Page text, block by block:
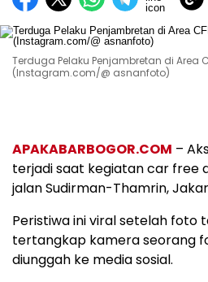
Terduga Pelaku Penjambretan di Area
(Instagram.com/@ asnanfoto)
APAKABARBOGOR.COM –
terjadi saat kegiatan car free
jalan Sudirman-Thamrin,
Peristiwa ini viral setelah foto
tertangkap kamera seorang
diunggah ke media sosial.